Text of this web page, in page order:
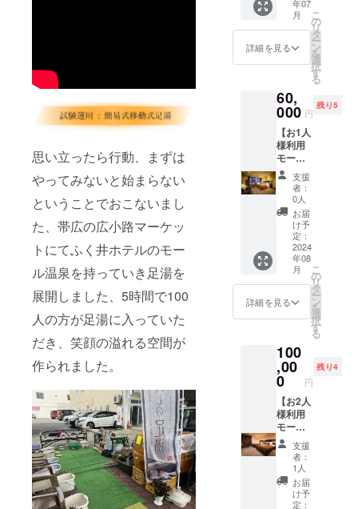
思い立ったら行動、まずは
やってみないと始まらない
ということでおこないまし
た、帯広の広小路マーケッ
トにてふく井ホテルのモー
ル温泉を持っていき足湯を
展開しました、5時間で100
人の方が足湯に入っていた
だき、笑顔の溢れる空間が
作られました。
料理を
お選び
頂けま
す。 -メ
ニュー-
定食 ・
おつま
みセッ
ト ・
サーロ
イン
カット
ステー
キ定食
・黒豚
トンカ
ツ定食
・パス
タセッ
用時の
予約方
法 : ご
予約は
ジェク
ト終了
後メー
ルまた
は電話
にて調
整させ
ていた
だきま
す。
す。 ※
日帰り
の有効
期限は
ら5年以
内とさ
せてい
ただき
ます。
記入く
ださ
い。 ・
入浴券
にお見
せ下さ
い。 ・
パス
ポート
お持ち
の方は
15:00～
翌朝
10:00ま
でご入
浴可能
です。
※10:00
～15:00
清掃の
ためご
ん。 ※
記名ご
本人様
のみご
利用に
なれま
す。 ※
有効期
限は裏
面の日
付押印
から5カ
の予約
状況に
よりご
宿泊い
いま
す、予
めご了
承くだ
さい。
・ふく
井ホテ
ル日帰
り入浴
券20枚
30,000
円分に
相当
（入浴
料1,500
円×20回
分) ■日
入浴券
をフロ
ント ス
タッフ
にお渡
しくだ
さい。
※日帰り
入浴券
の有効
期限は
裏面の
人)に会
社の
URLを
掲載＋
日帰り
入浴券
き】
（内
容） ・
足湯プ
ロジェ
クト終
了後、
一定の
期間ふ
く井ホ
テルの
Instagr
amにて
ご希望
のURL
を添付
させて
ふく井
ホテル
日帰り
入浴券
25枚
37,500
円分に
相当
（入浴
1,500×2
5回分）
使用方
年07
月
詳細を見る
こ
の
リ
タ
ー
ン
を
選
択
す
る
60,
000 円
残り5
【お1人
様利用
モール
温泉風
呂付き
客室 ２
食付き
宿泊券
＋友人
と入れ
る入浴
券30枚
付き】
（内
容）
【お1人
泊２食
宿泊券
ふく井
ホテル
２階レ
ストラ
ン バイ
プレー
ンにて
朝食と
夕食が
付いた
プラン
支援
者：
0人
お届
け予
定：
2024
年08
月
詳細を見る
こ
の
リ
タ
ー
ン
を
選
択
す
る
100
,00
0 円
残り4
【お2人
様利用
モール
温泉風
呂付き
客室 ２
食付き
宿泊券
＋友人
支援
者：
1人
お届
け予
定：